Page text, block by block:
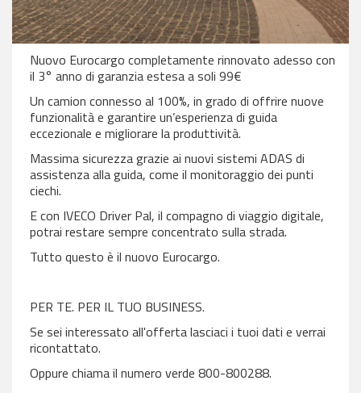
Nuovo Eurocargo completamente rinnovato adesso con
il 3° anno di garanzia estesa a soli 99€
Un camion connesso al 100%, in grado di offrire nuove
funzionalità e garantire un’esperienza di guida
eccezionale e migliorare la produttività.
Massima sicurezza grazie ai nuovi sistemi ADAS di
assistenza alla guida, come il monitoraggio dei punti
ciechi.
E con IVECO Driver Pal, il compagno di viaggio digitale,
potrai restare sempre concentrato sulla strada.
Tutto questo è il nuovo Eurocargo.
PER TE. PER IL TUO BUSINESS.
Se sei interessato all'offerta lasciaci i tuoi dati e verrai
ricontattato.
Oppure chiama il numero verde 800-800288.